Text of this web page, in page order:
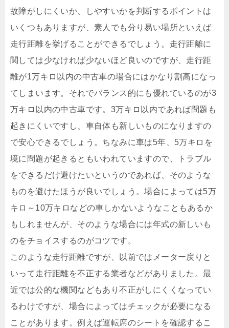
故障がしにくいか、しやすいかを判断するポイントは
いくつもありますが、素人でも分り易い場所といえば
走行距離を挙げることができるでしょう。走行距離に
関しては少なければ少ないほど良いのですが、走行距
離が1万キロ以内の中古車の場合にはかなり割高になっ
てしまいます。それでバランス的にも優れているのが3
万キロ以内の中古車です。3万キロ以内であれば問題も
起きにくいですし、車自体も新しいものになりますの
で安心できるでしょう。ちなみに車は5年、5万キロを
境に問題が起きるともいわれていますので、トラブル
をできるだけ避けたいというのであれば、そのような
ものを避けたほうが良いでしょう。場合によっては5万
キロ～10万キロなどの車しかないようなこともあるか
もしれませんが、そのような場合には年式の新しいも
のをチョイスするのがコツです。
このような走行距離ですが、以前ではメーター戻りと
いって走行距離を不正する業者などがありました。最
近では公的な機関などもあり不正がしにくくなってい
るわけですが、場合によってはチェックが必要になる
ことがあります。例えば運転席のシートを確認するこ